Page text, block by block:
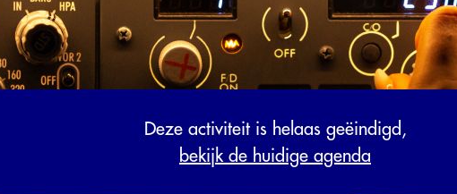
Deze activiteit is helaas geëindigd,
bekijk de huidige agenda